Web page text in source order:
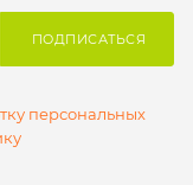
ПОДПИСАТЬСЯ
персональных